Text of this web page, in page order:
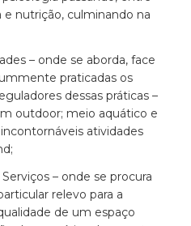
nutrição, culminando na
– onde se aborda, face
praticadas os
dessas práticas –
outdoor; meio aquático e
atividades
– onde se procura
relevo para a
de um espaço